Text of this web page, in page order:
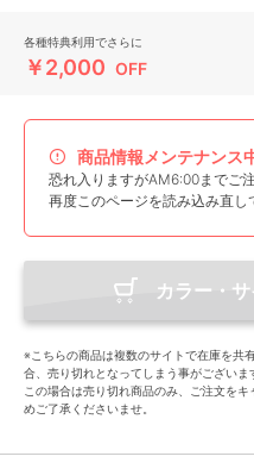
各種特典利用でさらに
￥2,000 OFF
商品情報メンテナンス
恐れ入りますがAM6:00までご
再度このページを読み込み直し
カラー・
※こちらの商品は複数のサイトで在庫を共
合、売り切れとなってしまう事がございま
この場合は売り切れ商品のみ、ご注文を
めご了承くださいませ。